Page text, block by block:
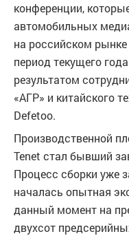
конференции,
автомобильных
на российском
период текущего
результатом
«АГР» и китайского
Defetoo.
Производственной
Tenet стал бывший
Процесс сборки уже
началась опытная
данный момент на
двухсот